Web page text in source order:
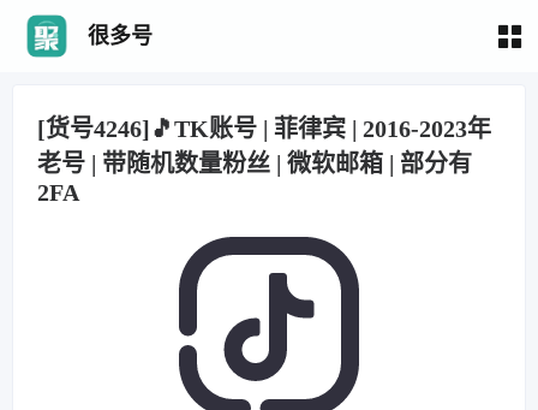
很多号
[货号4246]🎵TK账号 | 菲律宾 | 2016-2023年
老号 | 带随机数量粉丝 | 微软邮箱 | 部分有
2FA